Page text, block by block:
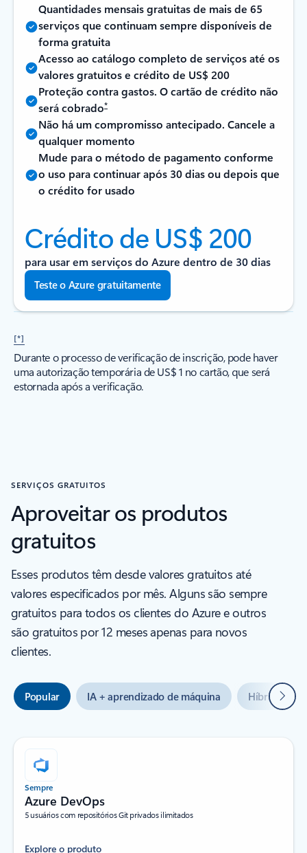
Quantidades mensais gratuitas de mais de 65
serviços que continuam sempre disponíveis de
forma gratuita
Acesso ao catálogo completo de serviços até os
valores gratuitos e crédito de US$ 200
Proteção contra gastos. O cartão de crédito não
será cobrado*
Não há um compromisso antecipado. Cancele a
qualquer momento
Mude para o método de pagamento conforme
o uso para continuar após 30 dias ou depois que
o crédito for usado
Crédito de US$ 200
para usar em serviços do Azure dentro de 30 dias
Teste o Azure gratuitamente
[*]
Durante o processo de verificação de inscrição, pode haver
uma autorização temporária de US$ 1 no cartão, que será
estornada após a verificação.
SERVIÇOS GRATUITOS
Aproveitar os produtos
gratuitos
Esses produtos têm desde valores gratuitos até
valores especificados por mês. Alguns são sempre
gratuitos para todos os clientes do Azure e outros
são gratuitos por 12 meses apenas para novos
clientes.
Popular IA + aprendizado de máquina Híbrido +
Sempre
Azure DevOps
5 usuários com repositórios Git privados ilimitados
Explore o produto